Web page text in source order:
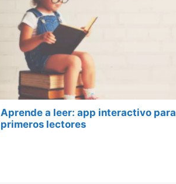
Aprende a leer: app interactivo para
primeros lectores